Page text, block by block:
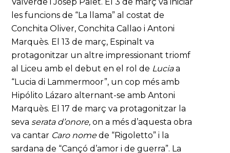
les funcions de “La llama” al costat de
Conchita Oliver, Conchita Callao i Antoni
Marquès. El 13 de març, Espinalt va
protagonitzar un altre impressionant triomf
al Liceu amb el debut en el rol de Luciaa
“Lucia di Lammermoor”, un cop més amb
Hipólito Lázaro alternant-se amb Antoni
Marquès. El 17 de març va protagonitzar la
seva serata d’onore, on a més d’aquesta obra
va cantar Caro nomede “Rigoletto” i la
sardana de “Cançó d’amor i de guerra”. La